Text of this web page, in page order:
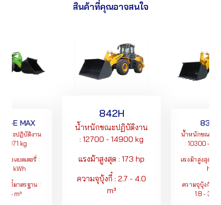
สินค้าที่คุณอาจสนใจ
E MAX
ขณะปฏิบัติงาน
kg
องแบตเตอรี่ :
kWh
งกี๋มาตรฐาน :
3.5 m³
842H
น้ำหนักขณะปฏิบัติงาน
: 12700 - 14900 kg
แรงม้าสูงสุด : 173 hp
ความจุบุ้งกี๋ : 2.7 - 4.0
m³
835H
น้ำหนักขณะปฏิ
: 10300 -
แรงม้าสูงสุด :
hp
ความจุบุ้งกี๋มา
1.8 - 3.0